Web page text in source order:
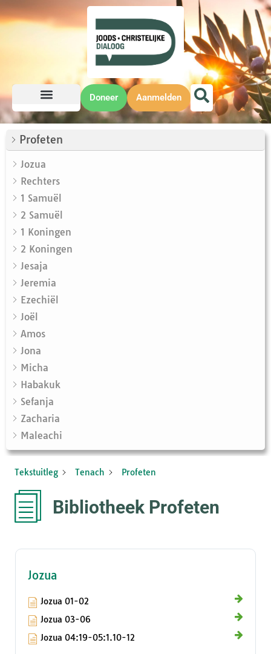
Doneer Aanmelden
Profeten
Jozua
Rechters
1 Samuël
2 Samuël
1 Koningen
2 Koningen
Jesaja
Jeremia
Ezechiël
Joël
Amos
Jona
Micha
Habakuk
Sefanja
Zacharia
Maleachi
Tekstuitleg Tenach Profeten
Bibliotheek Profeten
Jozua
Jozua 01-02
Jozua 03-06
Jozua 04:19-05:1.10-12